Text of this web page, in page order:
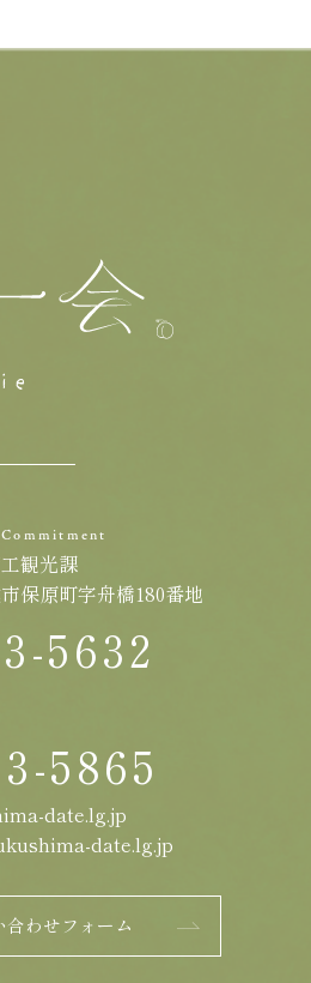
Commitment
観光課
保原町字舟橋180番地
5632
5865
date.lg.jp
date.lg.jp
合わせフォーム